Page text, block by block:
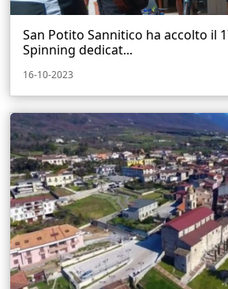
San Potito Sannitico ha accolto il
Spinning dedicat...
16-10-2023